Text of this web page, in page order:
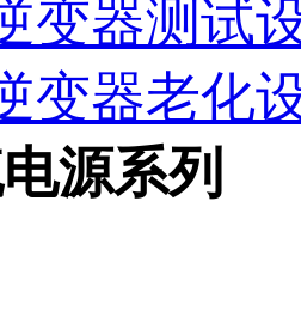
变器测试
变器老化
源系列